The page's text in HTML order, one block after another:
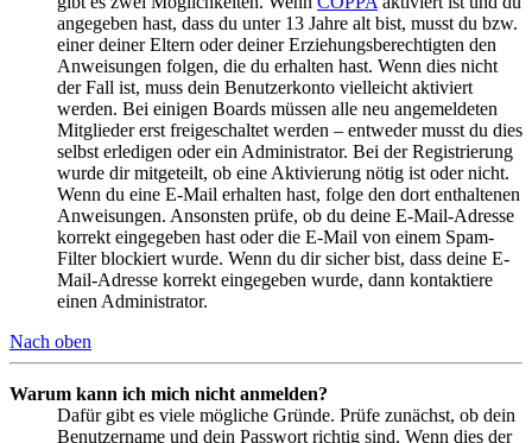
angegeben hast, dass du unter 13 Jahre alt bist, musst du bzw.
einer deiner Eltern oder deiner Erziehungsberechtigten den
Anweisungen folgen, die du erhalten hast. Wenn dies nicht
der Fall ist, muss dein Benutzerkonto vielleicht aktiviert
werden. Bei einigen Boards müssen alle neu angemeldeten
Mitglieder erst freigeschaltet werden – entweder musst du dies
selbst erledigen oder ein Administrator. Bei der Registrierung
wurde dir mitgeteilt, ob eine Aktivierung nötig ist oder nicht.
Wenn du eine E-Mail erhalten hast, folge den dort enthaltenen
Anweisungen. Ansonsten prüfe, ob du deine E-Mail-Adresse
korrekt eingegeben hast oder die E-Mail von einem Spam-
Filter blockiert wurde. Wenn du dir sicher bist, dass deine E-
Mail-Adresse korrekt eingegeben wurde, dann kontaktiere
einen Administrator.
Nach oben
Warum kann ich mich nicht anmelden?
Dafür gibt es viele mögliche Gründe. Prüfe zunächst, ob dein
Benutzername und dein Passwort richtig sind. Wenn dies der